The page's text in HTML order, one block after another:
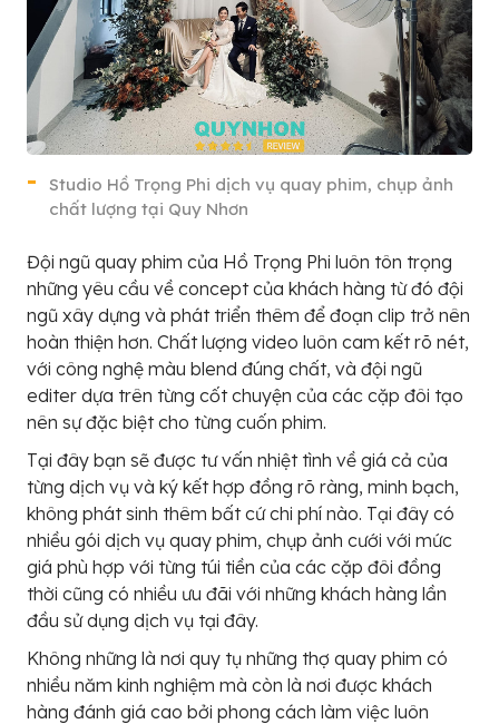
Studio Hồ Trọng Phi dịch vụ quay phim, chụp ảnh
chất lượng tại Quy Nhơn
Đội ngũ quay phim của Hồ Trọng Phi luôn tôn trọng
những yêu cầu về concept của khách hàng từ đó đội
ngũ xây dựng và phát triển thêm để đoạn clip trở nên
hoàn thiện hơn. Chất lượng video luôn cam kết rõ nét,
với công nghệ màu blend đúng chất, và đội ngũ
editer dựa trên từng cốt chuyện của các cặp đôi tạo
nên sự đặc biệt cho từng cuốn phim.
Tại đây bạn sẽ được tư vấn nhiệt tình về giá cả của
từng dịch vụ và ký kết hợp đồng rõ ràng, minh bạch,
không phát sinh thêm bất cứ chi phí nào. Tại đây có
nhiều gói dịch vụ quay phim, chụp ảnh cưới với mức
giá phù hợp với từng túi tiền của các cặp đôi đồng
thời cũng có nhiều ưu đãi với những khách hàng lần
đầu sử dụng dịch vụ tại đây.
Không những là nơi quy tụ những thợ quay phim có
nhiều năm kinh nghiệm mà còn là nơi được khách
hàng đánh giá cao bởi phong cách làm việc luôn